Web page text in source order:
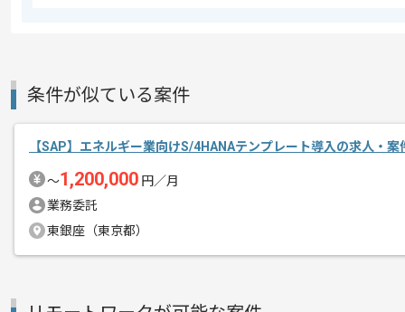
その他募集要項
商談回数
作業開始日
2025/06/06
エージェントからのコ
メント
条件が似ている案件
【SAP】エネルギー業向けS/4HANAテンプレート導入の求人・案
〜1,200,000 円／月
業務委託
東銀座（東京都）